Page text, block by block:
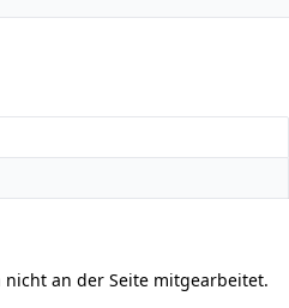
an der Seite mitgearbeitet.